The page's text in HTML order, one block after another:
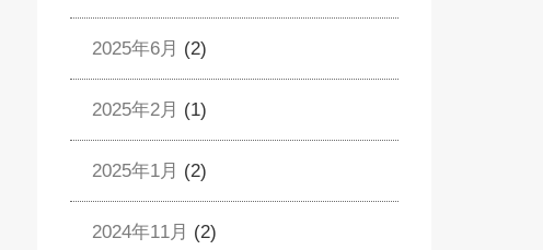
2025年6月 (2)
2025年2月 (1)
2025年1月 (2)
2024年11月 (2)